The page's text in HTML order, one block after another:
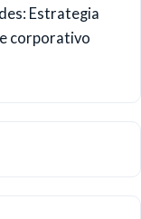
Estrategia
corporativo